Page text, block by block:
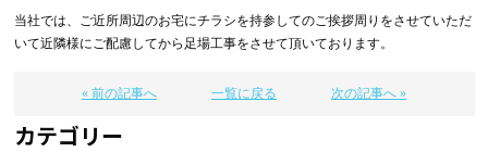
当社では、ご近所周辺のお宅にチラシを持参してのご挨拶周りをさせていただ
いて近隣様にご配慮してから足場工事をさせて頂いております。
« 前の記事へ 一覧に戻る 次の記事へ »
カテゴリー